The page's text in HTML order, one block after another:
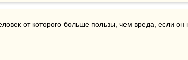
от которого больше пользы, чем вреда, если он